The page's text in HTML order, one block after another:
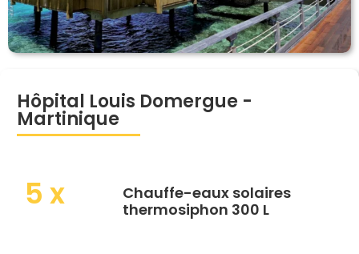
Hôpital Louis Domergue -
Martinique
5 x
Chauffe-eaux solaires
thermosiphon 300 L